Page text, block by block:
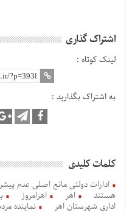
اشتراک گذاری
لینک کوتاه :
به اشتراک بگذارید :
کلمات کلیدی
ادارات دولتی مانع اصلی عدم
هستند
اهر اهرامروز
اداری شهرستان اهر
نماینده